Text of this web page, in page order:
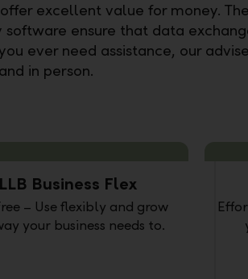
excellent value for money.
ensure that data
ever need assistance, our
in person.
LLB Business Flex
– Use flexibly and grow
your business needs to.